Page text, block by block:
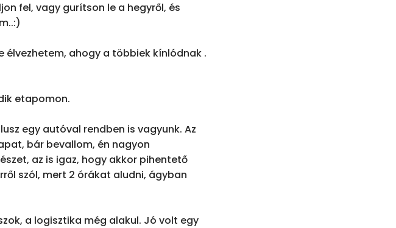
fel, vagy gurítson le a hegyről, és
élvezhetem, ahogy a többiek kínlódnak .
etapomon.
egy autóval rendben is vagyunk. Az
bár bevallom, én nagyon
az is igaz, hogy akkor pihentető
szól, mert 2 órákat aludni, ágyban
a logisztika még alakul. Jó volt egy